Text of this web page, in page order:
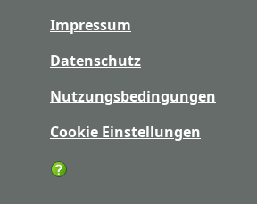
Impressum
Datenschutz
Nutzungsbedingungen
Cookie Einstellungen